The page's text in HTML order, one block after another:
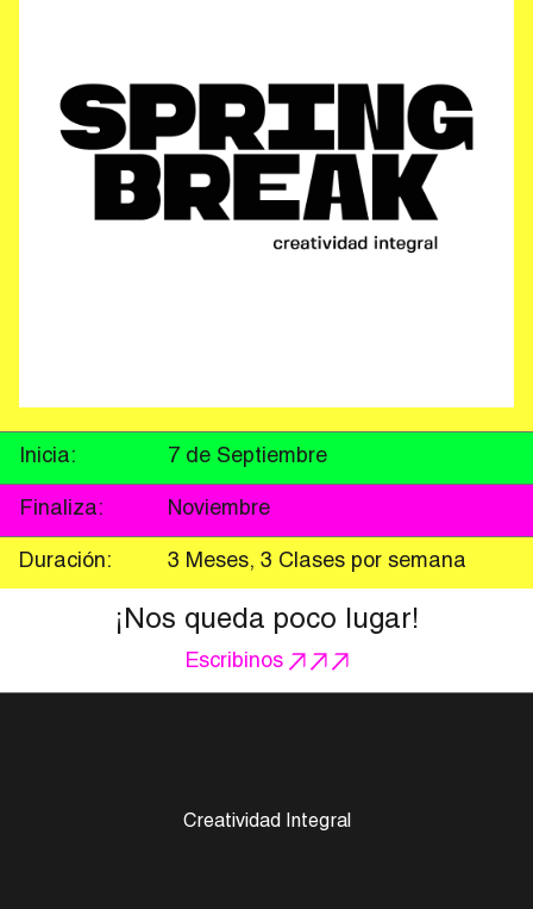
Inicia: 7 de Septiembre
Finaliza: Noviembre
Duración: 3 Meses, 3 Clases por semana
¡Nos queda poco lugar!
Escribinos
Creatividad Integral